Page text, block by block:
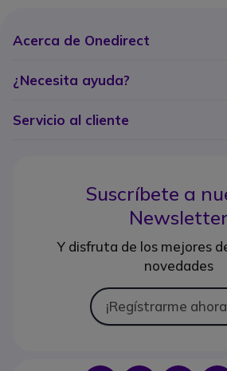
Acerca de Onedirect
¿Necesita ayuda?
Servicio al cliente
Suscríbete a
Newsletter
Y disfruta de los mejores
novedades
¡Regístrarme